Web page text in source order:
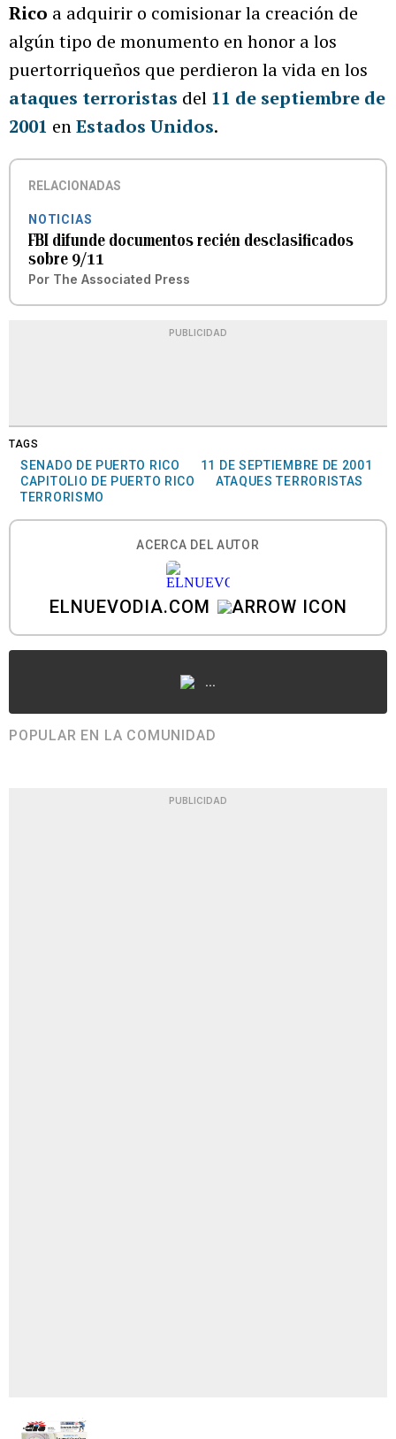
Rico a adquirir o comisionar la creación de
algún tipo de monumento en honor a los
puertorriqueños que perdieron la vida en los
ataques terroristas del 11 de septiembre de
2001 enEstados Unidos.
RELACIONADAS
NOTICIAS
FBI difunde documentos recién desclasificados
sobre 9/11
Por The Associated Press
PUBLICIDAD
TAGS
SENADO DE PUERTO RICO
11 DE SEPTIEMBRE DE 2001
CAPITOLIO DE PUERTO RICO
ATAQUES TERRORISTAS
TERRORISMO
ACERCA DEL AUTOR
ELNUEVODIA.COM
...
POPULAR EN LA COMUNIDAD
PUBLICIDAD